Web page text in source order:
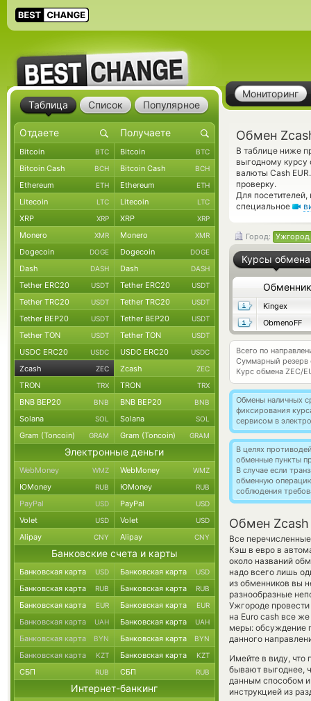
Мониторинг
Обмен
В таблице ниже
выгодному курсу
валюты Cash
проверку.
Для
специальное
Город: Ужгород
Курсы обмена
Обменник
Kingex
ObmenoFF
Всего по
Суммарный резерв
Курс обмена ZEC/
Обмены наличных
фиксирования
сервисом в
В целях
обменные пункты
В случае если
обменную
соблюдения
Обмен Zcash
Все
Кэш в евро в
около названий
надо всего лишь
из обменников вы
разнообразные
Ужгороде
на Euro cash все
меры: обсуждение
данного
Имейте в виду, что
бывают выгоднее,
данным способом и
инструкцией из
Таблица Список Популярное
Bitcoin BTC Bitcoin BTC
Bitcoin Cash BCH Bitcoin Cash BCH
Ethereum ETH Ethereum ETH
Litecoin LTC Litecoin LTC
XRP XRP XRP XRP
Monero XMR Monero XMR
Dogecoin DOGE Dogecoin DOGE
Dash DASH Dash DASH
Tether ERC20 USDT Tether ERC20 USDT
Tether TRC20 USDT Tether TRC20 USDT
Tether BEP20 USDT Tether BEP20 USDT
Tether TON USDT Tether TON USDT
USDC ERC20 USDC USDC ERC20 USDC
Zcash ZEC Zcash ZEC
TRON TRX TRON TRX
BNB BEP20 BNB BNB BEP20 BNB
Solana SOL Solana SOL
Gram (Toncoin) GRAM Gram (Toncoin) GRAM
Электронные деньги
WebMoney WMZ WebMoney WMZ
ЮMoney RUB ЮMoney RUB
PayPal USD PayPal USD
Volet USD Volet USD
Alipay CNY Alipay CNY
Банковские счета и карты
Банковская карта USD Банковская карта USD
Банковская карта RUB Банковская карта RUB
Банковская карта EUR Банковская карта EUR
Банковская карта UAH Банковская карта UAH
Банковская карта BYN Банковская карта BYN
Банковская карта KZT Банковская карта KZT
СБП RUB СБП RUB
Интернет-банкинг